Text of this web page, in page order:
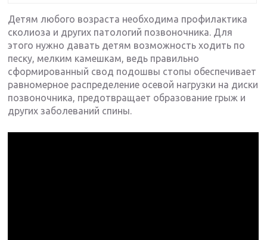
Детям любого возраста необходима профилактика
сколиоза и других патологий позвоночника. Для
этого нужно давать детям возможность ходить по
песку, мелким камешкам, ведь правильно
сформированный свод подошвы стопы обеспечивает
равномерное распределение осевой нагрузки на диски
позвоночника, предотвращает образование грыж и
других заболеваний спины.